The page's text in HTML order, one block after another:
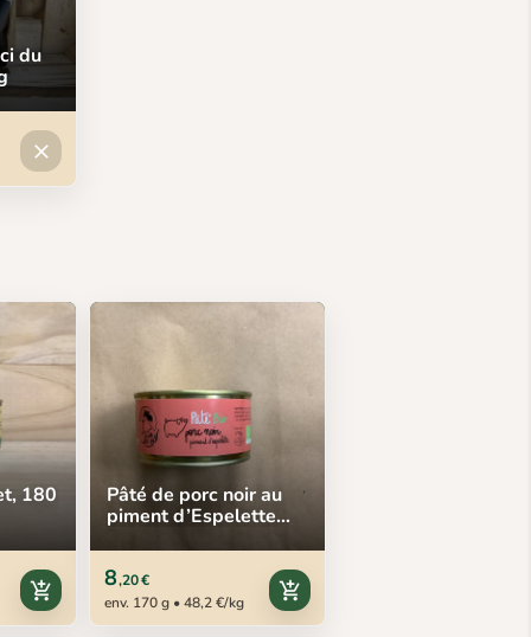
du
close Produit indisponible
180
add_shopping_cart
Pâté de porc noir au
piment d’Espelette
8,20 €
env. 170 g • 48,2 €/kg
add_shopping_cart